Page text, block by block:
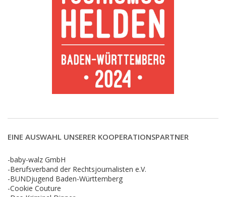
EINE AUSWAHL UNSERER KOOPERATIONSPARTNER
-baby-walz GmbH
-Berufsverband der Rechtsjournalisten e.V.
-BUNDjugend Baden-Württemberg
-Cookie Couture